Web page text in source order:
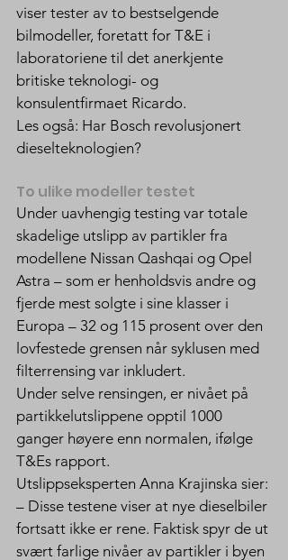
viser tester av to bestselgende
bilmodeller, foretatt for T&E i
laboratoriene til det anerkjente
britiske teknologi- og
konsulentfirmaet Ricardo.
Les også: Har Bosch revolusjonert
dieselteknologien?
To ulike modeller testet
Under uavhengig testing var totale
skadelige utslipp av partikler fra
modellene Nissan Qashqai og Opel
Astra – som er henholdsvis andre og
fjerde mest solgte i sine klasser i
Europa – 32 og 115 prosent over den
lovfestede grensen når syklusen med
filterrensing var inkludert.
Under selve rensingen, er nivået på
partikkelutslippene opptil 1000
ganger høyere enn normalen, ifølge
T&Es rapport.
Utslippseksperten Anna Krajinska sier:
– Disse testene viser at nye dieselbiler
fortsatt ikke er rene. Faktisk spyr de ut
svært farlige nivåer av partikler i byen